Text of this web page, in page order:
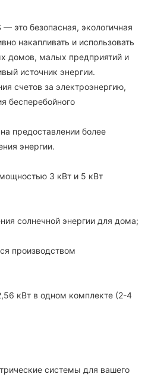
это безопасная, экологичная
накапливать и использовать
домов, малых предприятий и
источник энергии.
счетов за электроэнергию,
бесперебойного
предоставлении более
энергии.
3 кВт и 5 кВт
солнечной энергии для дома;
производством
кВт в одном комплекте (2-4
системы для вашего